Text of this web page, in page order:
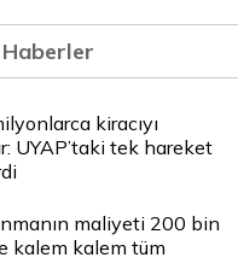
Haberler
kiracıyı
UYAP’taki tek hareket
maliyeti 200 bin
kalem kalem tüm